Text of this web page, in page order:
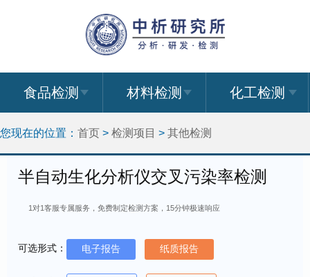
食品检测 材料检测 化工检测
您现在的位置： 首页 > 检测项目 > 其他检测
半自动生化分析仪交叉污染率检测
1对1客服专属服务，免费制定检测方案，15分钟极速响应
可选形式： 电子报告 纸质报告